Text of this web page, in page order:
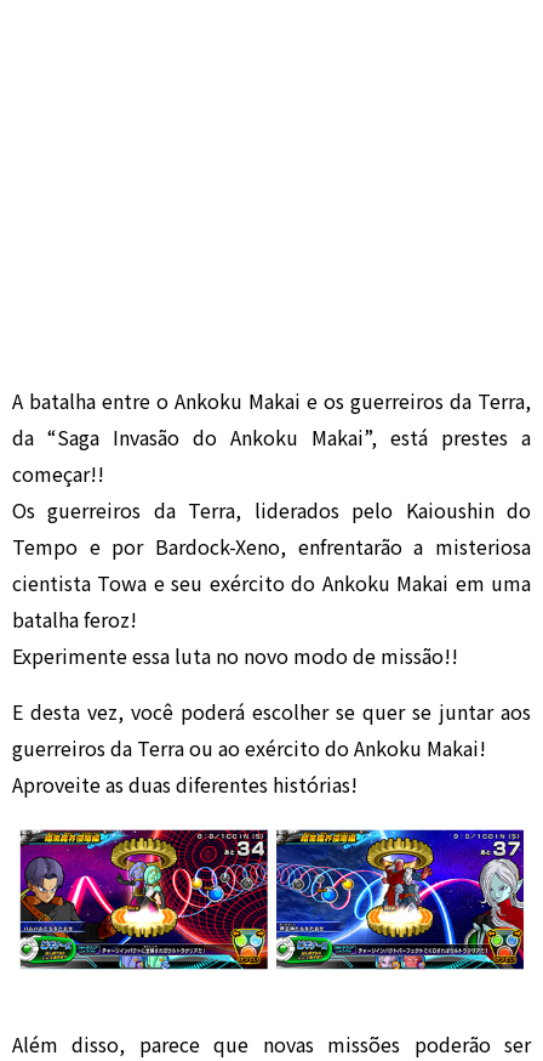
A batalha entre o Ankoku Makai e os guerreiros da Terra,
da “Saga Invasão do Ankoku Makai”, está prestes a
começar!!
Os guerreiros da Terra, liderados pelo Kaioushin do
Tempo e por Bardock-Xeno, enfrentarão a misteriosa
cientista Towa e seu exército do Ankoku Makai em uma
batalha feroz!
Experimente essa luta no novo modo de missão!!
E desta vez, você poderá escolher se quer se juntar aos
guerreiros da Terra ou ao exército do Ankoku Makai!
Aproveite as duas diferentes histórias!
Além disso, parece que novas missões poderão ser